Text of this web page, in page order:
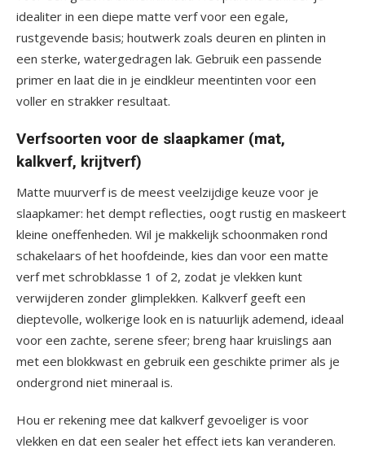
idealiter in een diepe matte verf voor een egale,
rustgevende basis; houtwerk zoals deuren en plinten in
een sterke, watergedragen lak. Gebruik een passende
primer en laat die in je eindkleur meentinten voor een
voller en strakker resultaat.
Verfsoorten voor de slaapkamer (mat,
kalkverf, krijtverf)
Matte muurverf is de meest veelzijdige keuze voor je
slaapkamer: het dempt reflecties, oogt rustig en maskeert
kleine oneffenheden. Wil je makkelijk schoonmaken rond
schakelaars of het hoofdeinde, kies dan voor een matte
verf met schrobklasse 1 of 2, zodat je vlekken kunt
verwijderen zonder glimplekken. Kalkverf geeft een
dieptevolle, wolkerige look en is natuurlijk ademend, ideaal
voor een zachte, serene sfeer; breng haar kruislings aan
met een blokkwast en gebruik een geschikte primer als je
ondergrond niet mineraal is.
Hou er rekening mee dat kalkverf gevoeliger is voor
vlekken en dat een sealer het effect iets kan veranderen.